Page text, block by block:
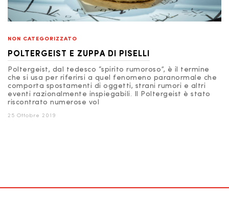
NON CATEGORIZZATO
POLTERGEIST E ZUPPA DI PISELLI
Poltergeist, dal tedesco “spirito rumoroso”, è il termine
che si usa per riferirsi a quel fenomeno paranormale che
comporta spostamenti di oggetti, strani rumori e altri
eventi razionalmente inspiegabili. Il Poltergeist è stato
riscontrato numerose vol
25 Ottobre 2019